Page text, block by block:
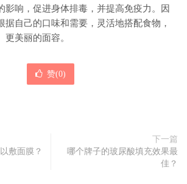
影响，促进身体排毒，并提高免疫力。因
据自己的口味和需要，灵活地搭配食物，
美丽的面容。
赞(0)
敷面膜？
下一篇
哪个牌子的玻尿酸填充效果最
佳？